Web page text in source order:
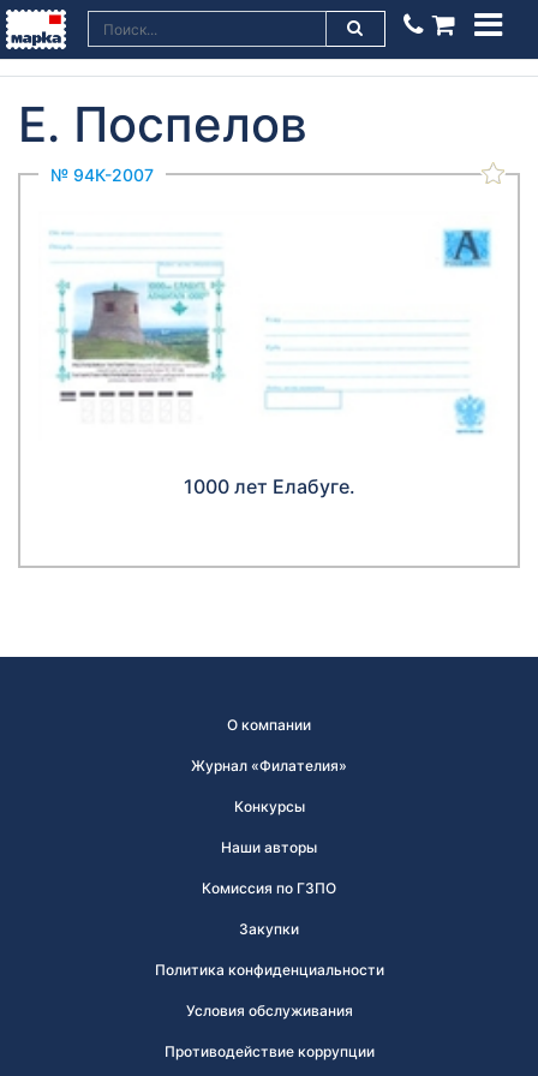
Е. Поспелов
№ 94К-2007
1000 лет Елабуге.
О компании
Журнал «Филателия»
Конкурсы
Наши авторы
Комиссия по ГЗПО
Закупки
Политика конфиденциальности
Условия обслуживания
Противодействие коррупции